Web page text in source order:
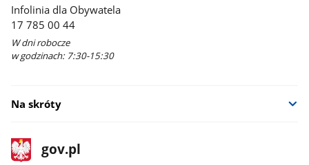
Infolinia dla Obywatela
17 785 00 44
W dni robocze
w godzinach: 7:30-15:30
Na skróty
stopka
gov.pl
Strona
gov.pl